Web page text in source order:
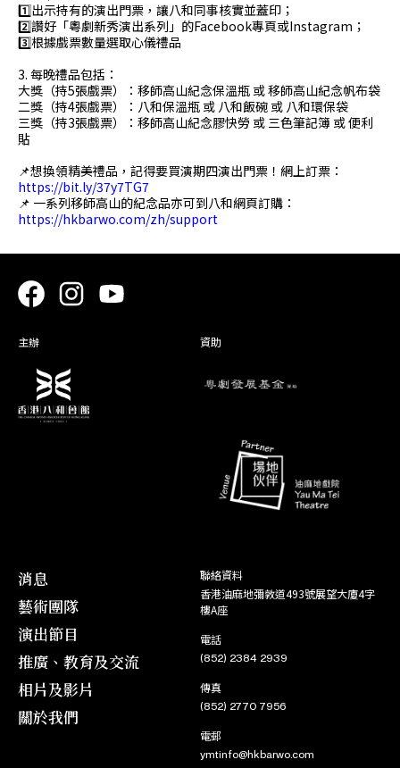
1️⃣出示持有的演出門票，讓八和同事核實並蓋印；
2️⃣讚好「粵劇新秀演出系列」的Facebook專頁或Instagram；
3️⃣根據戲票數量選取心儀禮品
3. 每晚禮品包括：
大獎（持5張戲票）：移師高山紀念保溫瓶 或 移師高山紀念帆布袋
二獎（持4張戲票）：八和保溫瓶 或 八和飯碗 或 八和環保袋
三獎（持3張戲票）：移師高山紀念膠快勞 或 三色筆記簿 或 便利
貼
📌想換領精美禮品，記得要買演期四演出門票！網上訂票：
https://bit.ly/37y7TG7
📌 一系列移師高山的紀念品亦可到八和網頁訂購：
https://hkbarwo.com/zh/support
主辦 資助
消息
藝術團隊
演出節目
推廣、教育及交流
相片及影片
關於我們
聯絡資料
香港油麻地彌敦道493號展望大廈4字
樓A座
電話
(852) 2384 2939
傳真
(852) 2770 7956
電郵
ymtinfo@hkbarwo.com